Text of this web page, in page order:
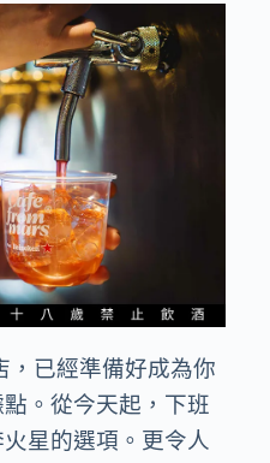
，已經準備好成為你
。從今天起，下班
星的選項。更令人